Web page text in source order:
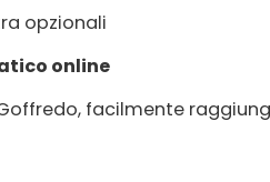
opzionali
online
facilmente